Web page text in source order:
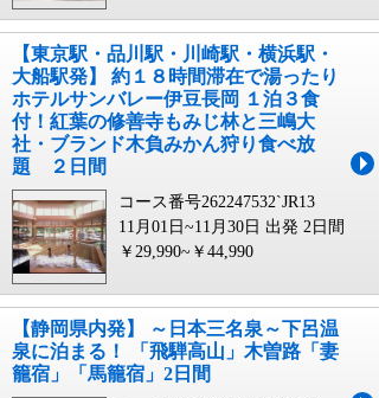
【東京駅・品川駅・川崎駅・横浜駅・
大船駅発】 約１８時間滞在で湯ったり
ホテルサンバレー伊豆長岡 １泊３食
付！紅葉の修善寺もみじ林と三嶋大
社・ブランド木負みかん狩り食べ放
題 ２日間
コース番号262247532`JR13
11月01日~11月30日 出発 2日間
￥29,990~￥44,990
【静岡県内発】 ～日本三名泉～下呂温
泉に泊まる！ 「飛騨高山」木曽路「妻
籠宿」「馬籠宿」2日間